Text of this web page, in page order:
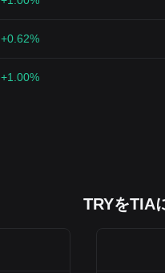
+0.62%
+1.00%
TRYをTIA